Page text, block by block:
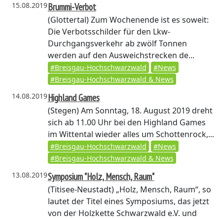
15.08.2019Brummi-Verbot
(Glottertal)Zum Wochenende ist es soweit:
Die Verbotsschilder für den Lkw-
Durchgangsverkehr ab zwölf Tonnen
werden auf den Ausweichstrecken de...
#Breisgau-Hochschwarzwald
#News
#Breisgau-Hochschwarzwald & News
14.08.2019Highland Games
(Stegen)Am Sonntag, 18. August 2019 dreht
sich ab 11.00 Uhr bei den Highland Games
im Wittental wieder alles um Schottenrock,...
#Breisgau-Hochschwarzwald
#News
#Breisgau-Hochschwarzwald & News
13.08.2019Symposium "Holz, Mensch, Raum"
(Titisee-Neustadt)„Holz, Mensch, Raum“, so
lautet der Titel eines Symposiums, das jetzt
von der Holzkette Schwarzwald e.V. und